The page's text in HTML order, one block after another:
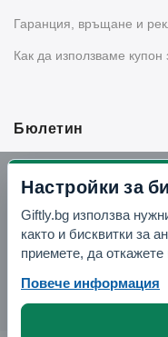
Гаранция, връщане и
Как да използваме купон
Бюлетин
Вземи -10% отстъпка в
Отвори Telegram
Настройки за
Giftly.bg използва
както и бисквитки за
приемете, да
Повече информация